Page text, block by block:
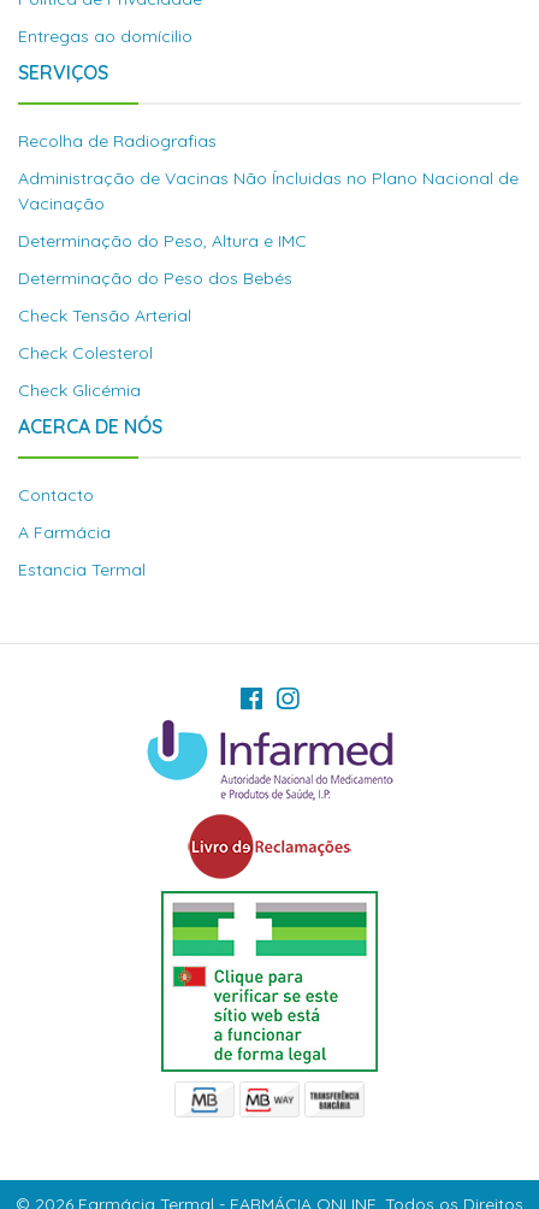
Entregas ao domícilio
SERVIÇOS
Recolha de Radiografias
Administração de Vacinas Não Íncluidas no Plano Nacional de
Vacinação
Determinação do Peso, Altura e IMC
Determinação do Peso dos Bebés
Check Tensão Arterial
Check Colesterol
Check Glicémia
ACERCA DE NÓS
Contacto
A Farmácia
Estancia Termal
© 2026 Farmácia Termal - FARMÁCIA ONLINE. Todos os Direitos